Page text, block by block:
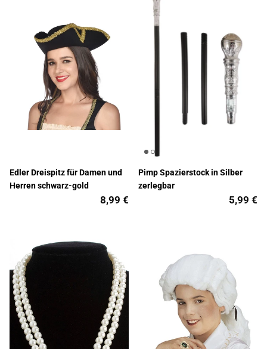
Edler Dreispitz für Damen und
Herren schwarz-gold
8,99 €
Pimp Spazierstock in Silber
zerlegbar
5,99 €